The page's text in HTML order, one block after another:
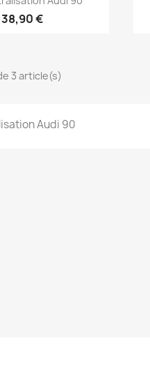
38,90 €
3 article(s)
Audi 90